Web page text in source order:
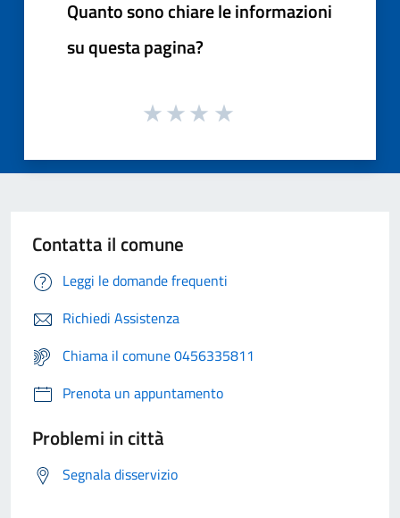
Quanto sono chiare le informazioni
su questa pagina?
Contatta il comune
Leggi le domande frequenti
Richiedi Assistenza
Chiama il comune 0456335811
Prenota un appuntamento
Problemi in città
Segnala disservizio